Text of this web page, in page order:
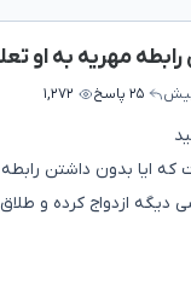
مهریه به او
۲۵ پاسخ ۱,۲۷۲
ایا بدون داشتن رابطه
دیگه ازدواج کرده و